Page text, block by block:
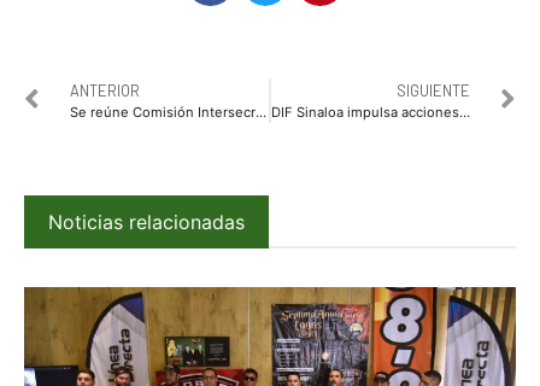
ANTERIOR
Se reúne Comisión Intersecretarial con el MASS para gestionar apoyos a familias desplazadas de Concordia
SIGUIENTE
DIF Sinaloa impulsa acciones de prevención de embarazo en adolescentes
Noticias relacionadas